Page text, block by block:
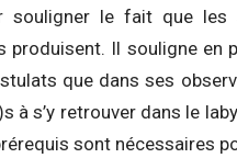
souligner le fait que les
Il souligne en
que dans ses
à s’y retrouver dans le
sont nécessaires